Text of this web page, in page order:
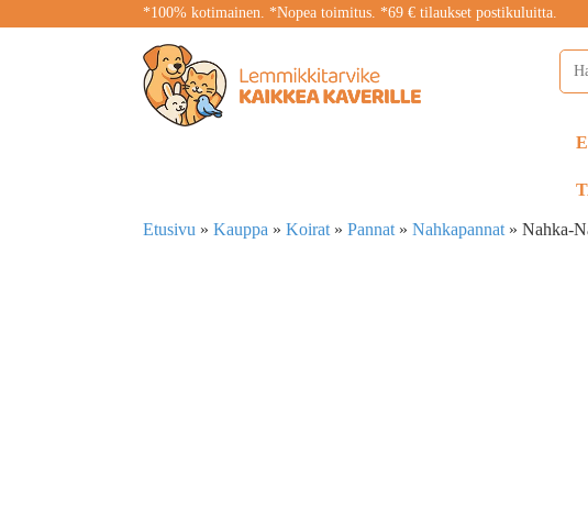
*100% kotimainen. *Nopea toimitus. *69 € tilaukset postikuluitta.
Etusivu »Kauppa »Koirat »Pannat »Nahkapannat »Nahka-